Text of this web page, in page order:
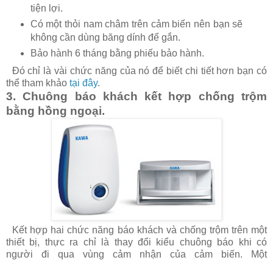
tiện lợi.
Có một thỏi nam châm trên cảm biến nên bạn sẽ
không cần dùng băng dính để gắn.
Bảo hành 6 tháng bằng phiếu bảo hành.
Đó chỉ là vài chức năng của nó để biết chi tiết hơn bạn có
thể tham khảo tại đây.
3. Chuông báo khách kết hợp chống trộm
bằng hồng ngoại.
Kết hợp hai chức năng báo khách và chống trộm trên một
thiết bị, thực ra chỉ là thay đổi kiểu chuông báo khi có
người đi qua vùng cảm nhận của cảm biến. Một